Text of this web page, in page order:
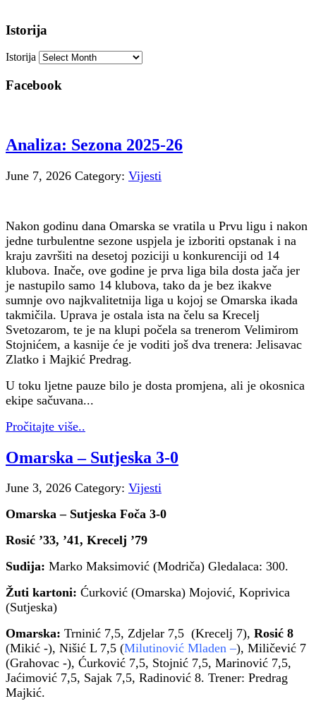
Istorija
Istorija
Facebook
Analiza: Sezona 2025-26
June 7, 2026 Category: Vijesti
Nakon godinu dana Omarska se vratila u Prvu ligu i nakon
jedne turbulentne sezone uspjela je izboriti opstanak i na
kraju završiti na desetoj poziciji u konkurenciji od 14
klubova. Inače, ove godine je prva liga bila dosta jača jer
je nastupilo samo 14 klubova, tako da je bez ikakve
sumnje ovo najkvalitetnija liga u kojoj se Omarska ikada
takmičila. Uprava je ostala ista na čelu sa Krecelj
Svetozarom, te je na klupi počela sa trenerom Velimirom
Stojnićem, a kasnije će je voditi još dva trenera: Jelisavac
Zlatko i Majkić Predrag.
U toku ljetne pauze bilo je dosta promjena, ali je okosnica
ekipe sačuvana...
Pročitajte više..
Omarska – Sutjeska 3-0
June 3, 2026 Category: Vijesti
Omarska – Sutjeska Foča 3-0
Rosić ’33, ’41, Krecelj ’79
Sudija: Marko Maksimović (Modriča) Gledalaca: 300.
Žuti kartoni: Ćurković (Omarska) Mojović, Koprivica
(Sutjeska)
Omarska: Trninić 7,5, Zdjelar 7,5 (Krecelj 7), Rosić 8
(Mikić -), Nišić L 7,5 (Milutinović Mladen –), Miličević 7
(Grahovac -), Ćurković 7,5, Stojnić 7,5, Marinović 7,5,
Jaćimović 7,5, Sajak 7,5, Radinović 8. Trener: Predrag
Majkić.